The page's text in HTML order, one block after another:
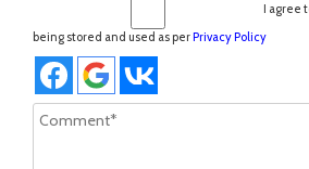
I agree
being stored and used as perPrivacy Policy